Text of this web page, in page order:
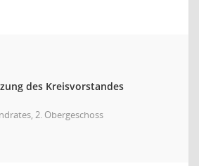
des Kreisvorstandes
2. Obergeschoss